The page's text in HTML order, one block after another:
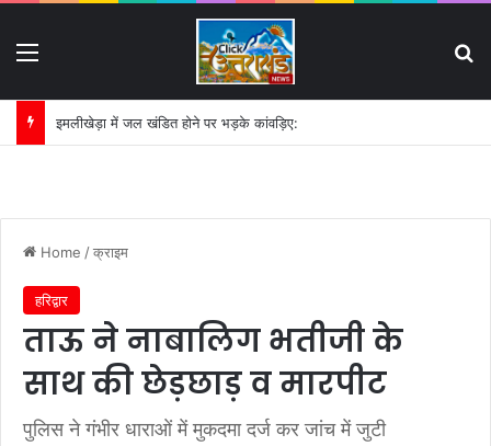
इमलीखेड़ा में जल खंडित होने पर भड़के कांवड़िए:
Home /क्राइम
हरिद्वार
ताऊ ने नाबालिग भतीजी के
साथ की छेड़छाड़ व मारपीट
पुलिस ने गंभीर धाराओं में मुकदमा दर्ज कर जांच में जुटी